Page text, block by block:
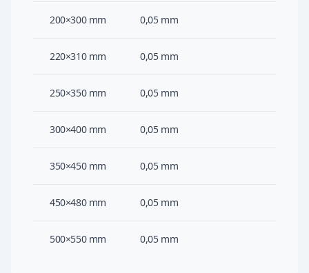
200×300 mm 0,05 mm
220×310 mm 0,05 mm
250×350 mm 0,05 mm
300×400 mm 0,05 mm
350×450 mm 0,05 mm
450×480 mm 0,05 mm
500×550 mm 0,05 mm